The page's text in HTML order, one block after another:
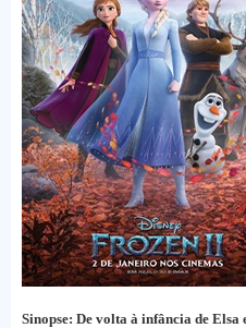
Sinopse: De volta à infância de Elsa